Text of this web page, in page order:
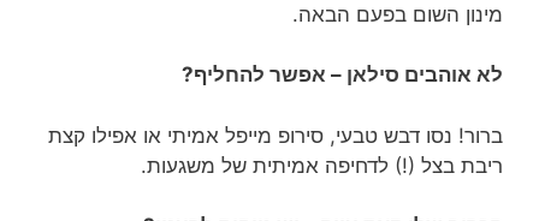
מינון השום בפעם הבאה.
לא אוהבים סילאן – אפשר להחליף?
ברור! נסו דבש טבעי, סירופ מייפל אמיתי או אפילו קצת
ריבת בצל (!) לדחיפה אמיתית של משגעות.